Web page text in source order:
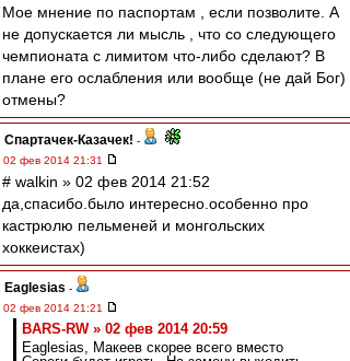
Мое мнение по паспортам , если позволите. А
не допускается ли мысль , что со следующего
чемпионата с лимитом что-либо сделают? В
плане его ослабления или вообще (не дай Бог)
отмены?
Спартачек-Казачек! -
02 фев 2014 21:31
# walkin » 02 фев 2014 21:52
да,спасибо.было интересно.особенно про
кастрюлю пельменей и монгольских
хоккеистах)
Eaglesias -
02 фев 2014 21:21
BARS-RW » 02 фев 2014 20:59
Eaglesias, Макеев скорее всего вместо